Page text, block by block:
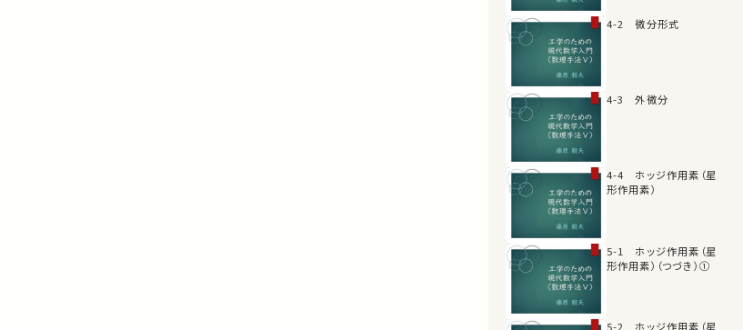
4-2 微分形式
4-3 外微分
4-4 ホッジ作用素（星
形作用素）
5-1 ホッジ作用素（星
形作用素）（つづき）①
5-2 ホッジ作用素（星